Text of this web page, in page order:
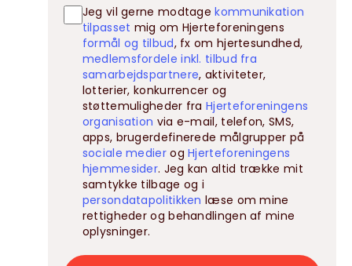
Jeg vil gerne modtagekommunikation
tilpasset mig om Hjerteforeningens
formål og tilbud, fx om hjertesundhed,
medlemsfordele inkl. tilbud fra
samarbejdspartnere, aktiviteter,
lotterier, konkurrencer og
støttemuligheder fraHjerteforeningens
organisation via e-mail, telefon, SMS,
apps, brugerdefinerede målgrupper på
sociale medierogHjerteforeningens
hjemmesider. Jeg kan altid trække mit
samtykke tilbage og i
persondatapolitikken læse om mine
rettigheder og behandlingen af mine
oplysninger.